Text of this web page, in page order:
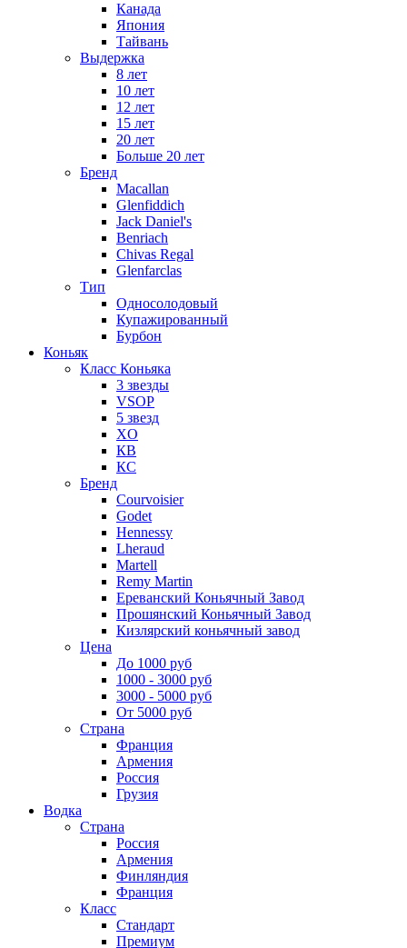
Канада
Япония
Тайвань
Выдержка
8 лет
10 лет
12 лет
15 лет
20 лет
Больше 20 лет
Бренд
Macallan
Glenfiddich
Jack Daniel's
Benriach
Chivas Regal
Glenfarclas
Тип
Односолодовый
Купажированный
Бурбон
Коньяк
Класс Коньяка
3 звезды
VSOP
5 звезд
XO
КВ
КС
Бренд
Courvoisier
Godet
Hennessy
Lheraud
Martell
Remy Martin
Ереванский Коньячный Завод
Прошянский Коньячный Завод
Кизлярский коньячный завод
Цена
До 1000 руб
1000 - 3000 руб
3000 - 5000 руб
От 5000 руб
Страна
Франция
Армения
Россия
Грузия
Водка
Страна
Россия
Армения
Финляндия
Франция
Класс
Стандарт
Премиум